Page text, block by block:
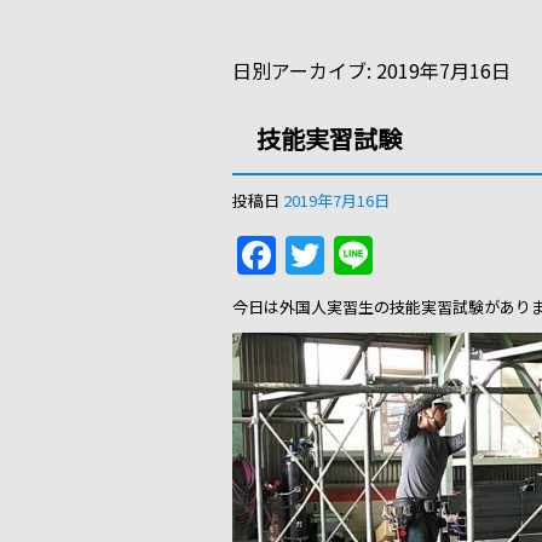
日別アーカイブ: 2019年7月16日
技能実習試験
投稿日 2019年7月16日
F
a
c
e
b
o
o
k
T
w
itt
er
n
e
今日は外国人実習生の技能実習試験があり